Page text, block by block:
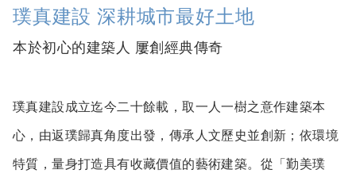
璞真建設 深耕城市最好土地
本於初心的建築人 屢創經典傳奇
璞真建設成立迄今二十餘載，取一人一樹之意作建築本
心，由返璞歸真角度出發，傳承人文歷史並創新；依環境
特質，量身打造具有收藏價值的藝術建築。從「勤美璞